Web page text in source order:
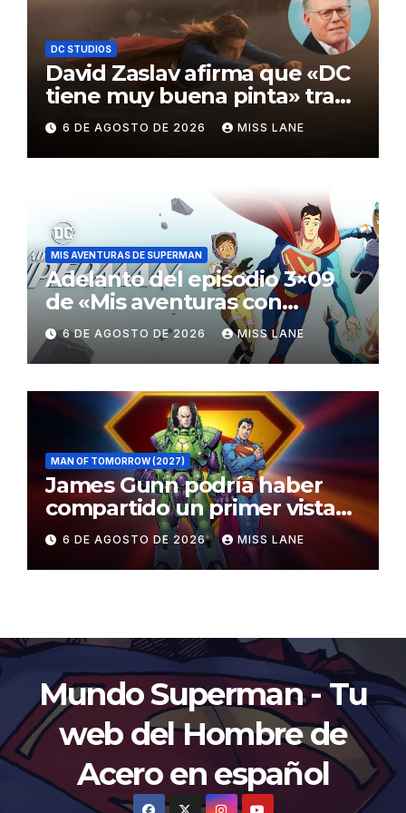
DC STUDIOS
David Zaslav afirma que «DC
tiene muy buena pinta» tras
el fracaso de «Supergirl»
6 DE AGOSTO DE 2026 MISS LANE
MIS AVENTURAS DE SUPERMAN
Adelanto del episodio 3×09
de «Mis aventuras con
Superman»
6 DE AGOSTO DE 2026 MISS LANE
MAN OF TOMORROW (2027)
James Gunn podría haber
compartido un primer vistazo
al traje de Brainiac
6 DE AGOSTO DE 2026 MISS LANE
Mundo Superman - Tu
web del Hombre de
Acero en español